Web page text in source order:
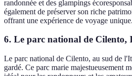
randonnée et des glampings
également de préserver son riche
offrant une expérience de voyage unique.
6. Le parc national de Cilento,
Le parc national de Cilento, au sud de
gardé. Ce parc marie majestueusement